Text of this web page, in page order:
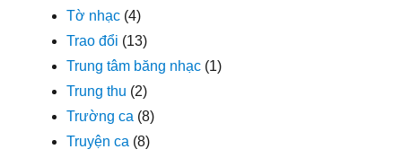
Tờ nhạc (4)
Trao đổi (13)
Trung tâm băng nhạc (1)
Trung thu (2)
Trường ca (8)
Truyện ca (8)